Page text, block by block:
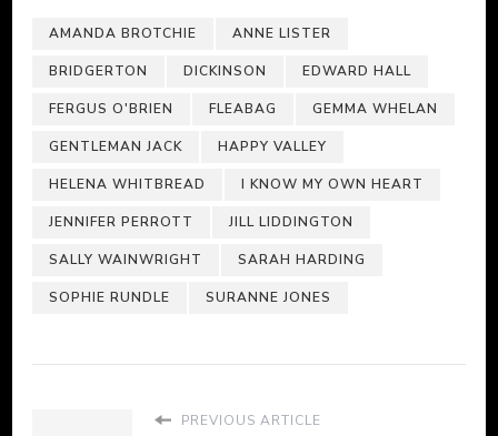
AMANDA BROTCHIE ANNE LISTER
BRIDGERTON DICKINSON EDWARD HALL
FERGUS O'BRIEN FLEABAG GEMMA WHELAN
GENTLEMAN JACK HAPPY VALLEY
HELENA WHITBREAD I KNOW MY OWN HEART
JENNIFER PERROTT JILL LIDDINGTON
SALLY WAINWRIGHT SARAH HARDING
SOPHIE RUNDLE SURANNE JONES
PREVIOUS ARTICLE